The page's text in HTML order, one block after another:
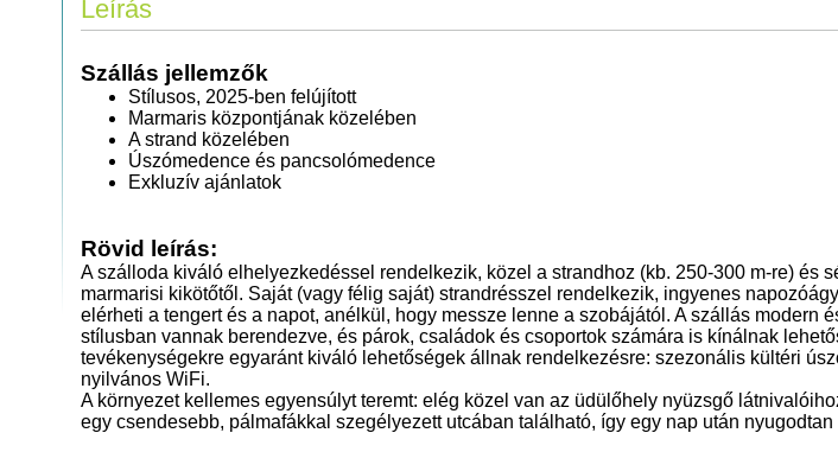
Leírás
Szállás jellemzők
Stílusos, 2025-ben felújított
Marmaris központjának közelében
A strand közelében
Úszómedence és pancsolómedence
Exkluzív ajánlatok
Rövid leírás:
A szálloda kiváló elhelyezkedéssel rendelkezik, közel a strandhoz (kb. 250-300 m-re) és
marmarisi kikötőtől. Saját (vagy félig saját) strandrésszel rendelkezik, ingyenes
elérheti a tengert és a napot, anélkül, hogy messze lenne a szobájától. A szállás modern
stílusban vannak berendezve, és párok, családok és csoportok számára is kínálnak
tevékenységekre egyaránt kiváló lehetőségek állnak rendelkezésre: szezonális kültéri
nyilvános WiFi.
A környezet kellemes egyensúlyt teremt: elég közel van az üdülőhely nyüzsgő
egy csendesebb, pálmafákkal szegélyezett utcában található, így egy nap után nyugodtan